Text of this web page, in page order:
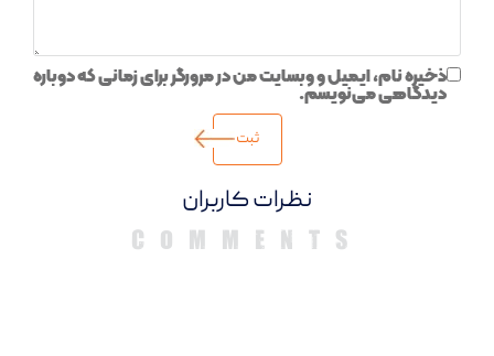
دیدگاهها
ذخیره نام، ایمیل و وبسایت من در مرورگر برای زمانی که دوباره
دیدگاهی می‌نویسم.